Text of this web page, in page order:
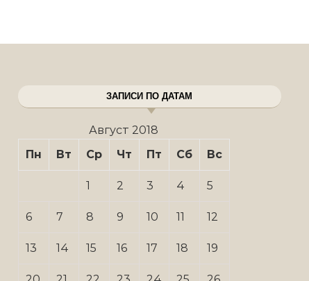
ЗАПИСИ ПО ДАТАМ
Август 2018
Пн
Вт Ср Чт Пт Сб Вс
1 2 3 4 5
6 7 8 9 10 11 12
13 14 15 16 17 18 19